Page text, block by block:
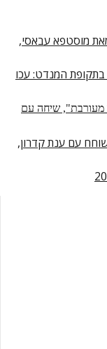
מוסטפא עבאסי,
בתקופת המנדט: עכו
מעורבת", שיחה עם
עם ענת קדרון,